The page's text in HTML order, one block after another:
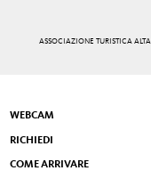
ASSOCIAZIONE TURISTICA
WEBCAM
RICHIEDI
COME ARRIVARE